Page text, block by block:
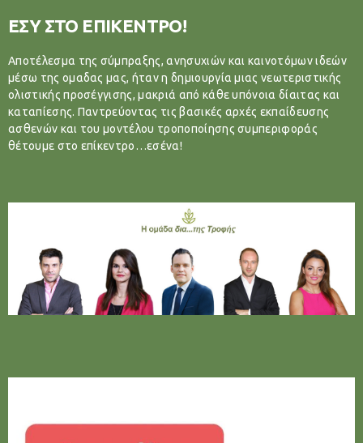
ΕΣΥ ΣΤΟ ΕΠΙΚΕΝΤΡΟ!
Αποτέλεσμα της σύμπραξης, ανησυχιών και καινοτόμων ιδεών
μέσω της ομαδας μας, ήταν η δημιουργία μιας νεωτεριστικής
ολιστικής προσέγγισης, μακριά από κάθε υπόνοια δίαιτας και
καταπίεσης. Παντρεύοντας τις βασικές αρχές εκπαίδευσης
ασθενών και του μοντέλου τροποποίησης συμπεριφοράς
θέτουμε στο επίκεντρο…εσένα!